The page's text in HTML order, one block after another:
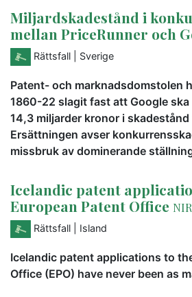
Miljardskadestånd i
mellan PriceRunner och
Rättsfall | Sverige
Patent- och marknadsdomstolen
1860-22 slagit fast att Google
14,3 miljarder kronor i skadestånd
Ersättningen avser
missbruk av dominerande
Icelandic patent
European Patent Office
Rättsfall | Island
Icelandic patent applications to
Office (EPO) have never been as